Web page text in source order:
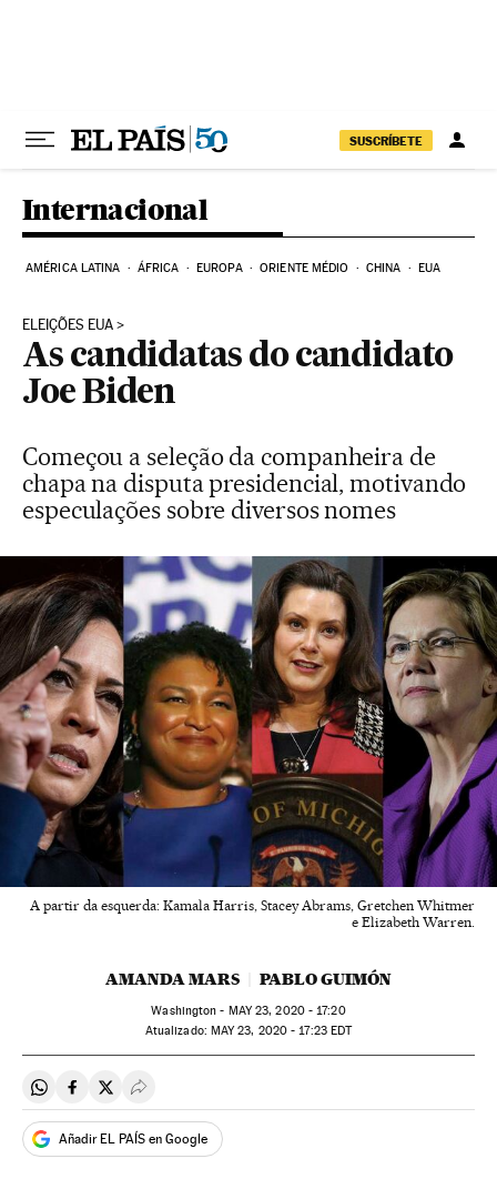
SUSCRÍBETE
Internacional
AMÉRICA LATINA ÁFRICA EUROPA ORIENTE MÉDIO CHINA EUA
ELEIÇÕES EUA
As candidatas do candidato
Joe Biden
Começou a seleção da companheira de
chapa na disputa presidencial, motivando
especulações sobre diversos nomes
A partir da esquerda: Kamala Harris, Stacey Abrams, Gretchen Whitmer
e Elizabeth Warren.
AMANDA MARS PABLO GUIMÓN
Washington - MAY23, 2020 - 17:20
atualizado: MAY23, 2020 - 17:23EDT
Compartir en Whatsapp
Compartir en Facebook
Compartir en Twitter
Desplegar Redes Sociales
Añadir EL PAÍS en Google